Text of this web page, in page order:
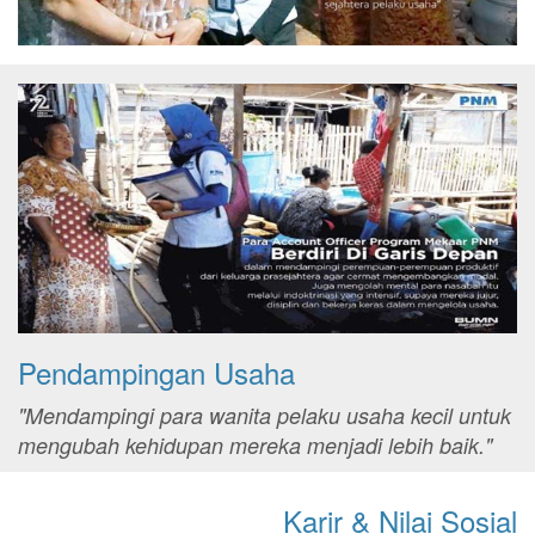
Pendampingan Usaha
"Mendampingi para wanita pelaku usaha kecil untuk
mengubah kehidupan mereka menjadi lebih baik."
Karir & Nilai Sosial